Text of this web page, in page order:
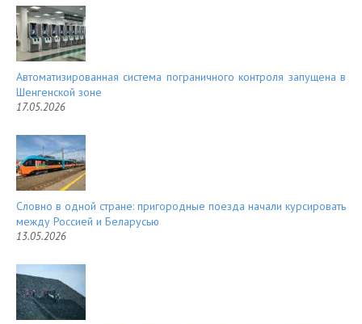
Автоматизированная система пограничного контроля запущена в
Шенгенской зоне
17.05.2026
Словно в одной стране: пригородные поезда начали курсировать
между Россией и Беларусью
13.05.2026